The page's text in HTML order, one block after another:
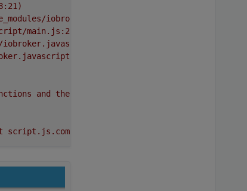
iobroker.javascript/main.js:1504:17)
main.js:2017:17
iobroker.javascript/main.js:1990:37)
main.js:1679:24)
and the
script.js.common.NSPanel_1:154